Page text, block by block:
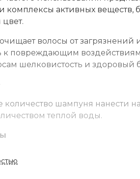
комплексы активных веществ,
волосы от загрязнений
к повреждающим
шелковистость и здоровый
количество шампуня нанести
теплой воды.
7, PARFUM (FRAGRANCE),